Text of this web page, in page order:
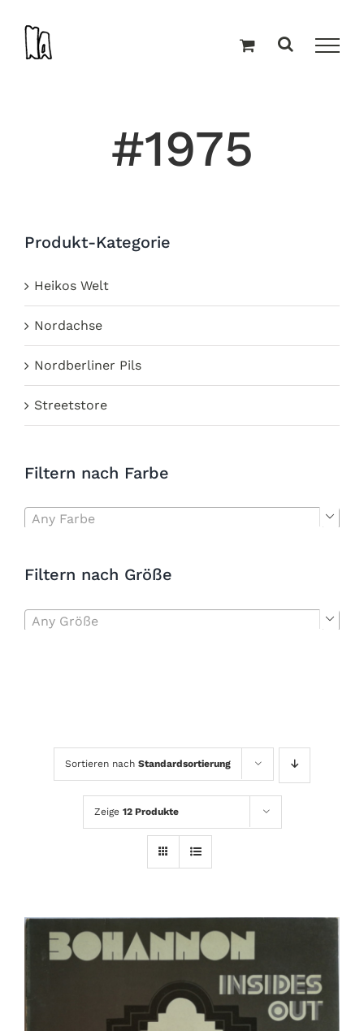
Inhalt
springen
#1975
Sortieren nach Standardsortierung
Zeige 12 Produkte
Produkt-Kategorie
Heikos Welt
Nordachse
Nordberliner Pils
Streetstore
Filtern nach Farbe
Any Farbe 
Filtern nach Größe
Any Größe 